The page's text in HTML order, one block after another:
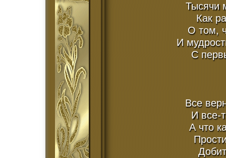
Тысячи
Как
О том,
И
С
Все
И все-
А что